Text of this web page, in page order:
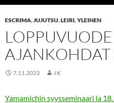
ESCRIMA,JUJUTSU,LEIRI,YLEINEN
7.11.2023 J K
Yamamichin syysseminaari la